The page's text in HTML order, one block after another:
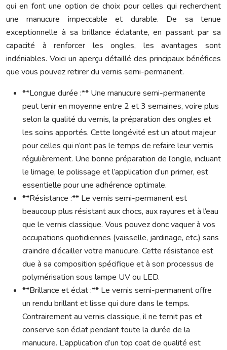
qui en font une option de choix pour celles qui recherchent
une manucure impeccable et durable. De sa tenue
exceptionnelle à sa brillance éclatante, en passant par sa
capacité à renforcer les ongles, les avantages sont
indéniables. Voici un aperçu détaillé des principaux bénéfices
que vous pouvez retirer du vernis semi-permanent.
**Longue durée :** Une manucure semi-permanente
peut tenir en moyenne entre 2 et 3 semaines, voire plus
selon la qualité du vernis, la préparation des ongles et
les soins apportés. Cette longévité est un atout majeur
pour celles qui n’ont pas le temps de refaire leur vernis
régulièrement. Une bonne préparation de l’ongle, incluant
le limage, le polissage et l’application d’un primer, est
essentielle pour une adhérence optimale.
**Résistance :** Le vernis semi-permanent est
beaucoup plus résistant aux chocs, aux rayures et à l’eau
que le vernis classique. Vous pouvez donc vaquer à vos
occupations quotidiennes (vaisselle, jardinage, etc.) sans
craindre d’écailler votre manucure. Cette résistance est
due à sa composition spécifique et à son processus de
polymérisation sous lampe UV ou LED.
**Brillance et éclat :** Le vernis semi-permanent offre
un rendu brillant et lisse qui dure dans le temps.
Contrairement au vernis classique, il ne ternit pas et
conserve son éclat pendant toute la durée de la
manucure. L’application d’un top coat de qualité est